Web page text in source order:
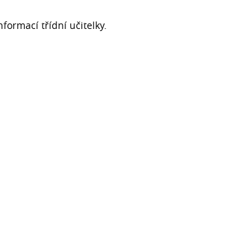
třídní učitelky.